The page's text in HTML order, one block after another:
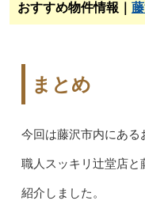
おすすめ物件情報｜
まとめ
今回は藤沢市内にある
職人スッキリ辻堂店と
紹介しました。